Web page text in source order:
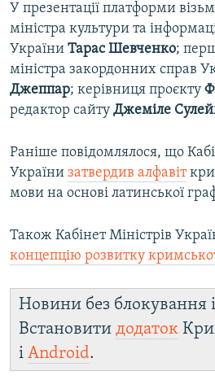
У презентації платформи
міністра культури та
України Тарас Шевченко;
міністра закордонних справ
Джеппар; керівниця проєкту
редактор сайту Джеміле
Раніше повідомлялося, що
України затвердив алфавіт
мови на основі латинської
Також Кабінет Міністрів
концепцію розвитку
Новини без блокування
Встановити додаток
і Android.